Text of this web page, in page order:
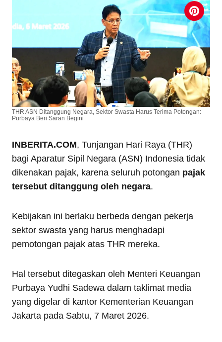
THR ASN Ditanggung Negara, Sektor Swasta Harus Terima Potongan:
Purbaya Beri Saran Begini
INBERITA.COM, Tunjangan Hari Raya (THR)
bagi Aparatur Sipil Negara (ASN) Indonesia tidak
dikenakan pajak, karena seluruh potongan pajak
tersebut ditanggung oleh negara.
Kebijakan ini berlaku berbeda dengan pekerja
sektor swasta yang harus menghadapi
pemotongan pajak atas THR mereka.
Hal tersebut ditegaskan oleh Menteri Keuangan
Purbaya Yudhi Sadewa dalam taklimat media
yang digelar di kantor Kementerian Keuangan
Jakarta pada Sabtu, 7 Maret 2026.